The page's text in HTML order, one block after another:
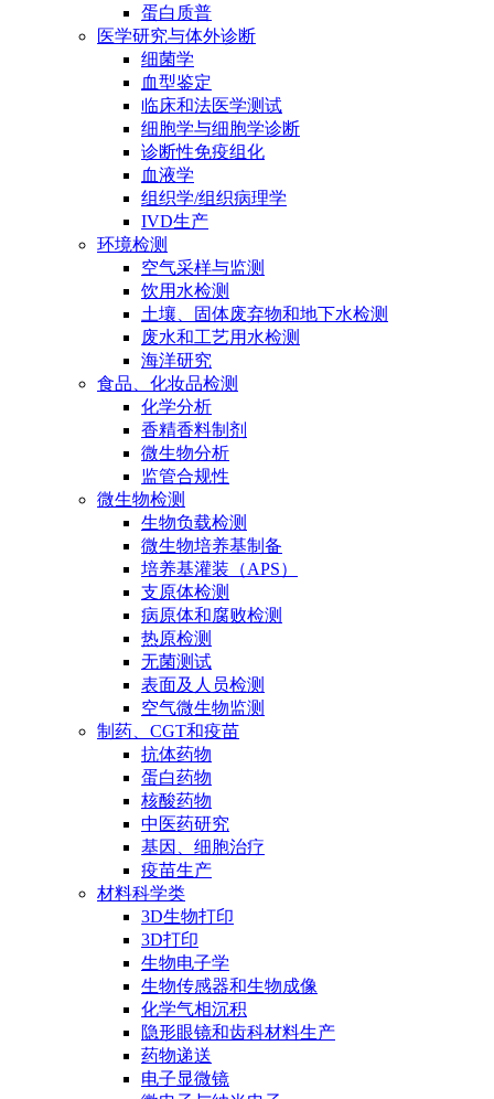
蛋白质普
医学研究与体外诊断
细菌学
血型鉴定
临床和法医学测试
细胞学与细胞学诊断
诊断性免疫组化
血液学
组织学/组织病理学
IVD生产
环境检测
空气采样与监测
饮用水检测
土壤、固体废弃物和地下水检测
废水和工艺用水检测
海洋研究
食品、化妆品检测
化学分析
香精香料制剂
微生物分析
监管合规性
微生物检测
生物负载检测
微生物培养基制备
培养基灌装（APS）
支原体检测
病原体和腐败检测
热原检测
无菌测试
表面及人员检测
空气微生物监测
制药、CGT和疫苗
抗体药物
蛋白药物
核酸药物
中医药研究
基因、细胞治疗
疫苗生产
材料科学类
3D生物打印
3D打印
生物电子学
生物传感器和生物成像
化学气相沉积
隐形眼镜和齿科材料生产
药物递送
电子显微镜